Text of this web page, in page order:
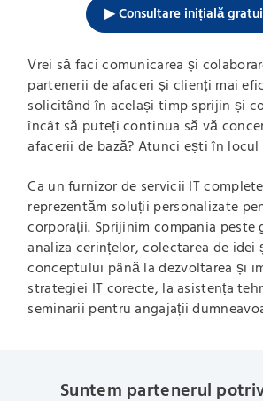
▶ Consultare inițială
Vrei să faci comunicarea și
partenerii de afaceri și clienți mai
solicitând în același timp sprijin și
încât să puteți continua să vă
afacerii de bază? Atunci ești în
Ca un furnizor de servicii IT
reprezentăm soluții personalizate
corporații. Sprijinim compania peste
analiza cerințelor, colectarea de idei
conceptului până la dezvoltarea și
strategiei IT corecte, la asistența
seminarii pentru angajații
Suntem partenerul